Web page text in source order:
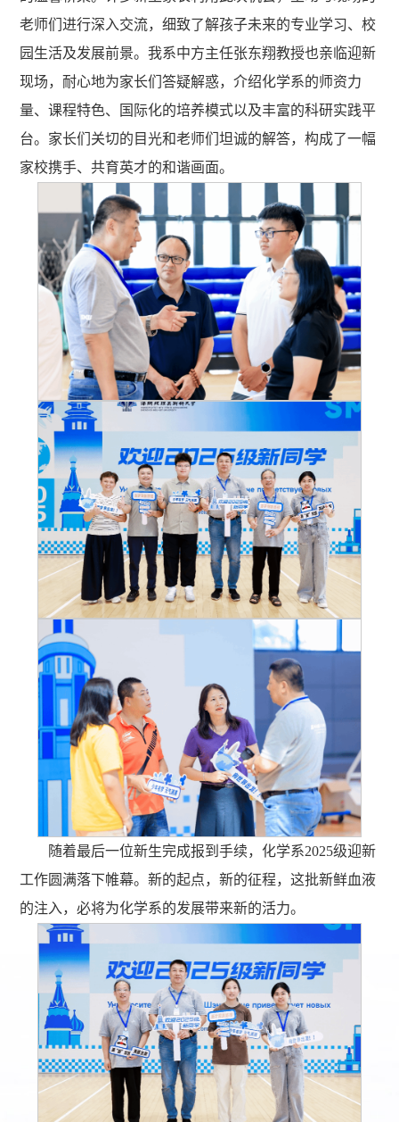
老师们进行深入交流，细致了解孩子未来的专业学习、校
园生活及发展前景。我系中方主任张东翔教授也亲临迎新
现场，耐心地为家长们答疑解惑，介绍化学系的师资力
量、课程特色、国际化的培养模式以及丰富的科研实践平
台。家长们关切的目光和老师们坦诚的解答，构成了一幅
家校携手、共育英才的和谐画面。
随着最后一位新生完成报到手续，化学系2025级迎新
工作圆满落下帷幕。新的起点，新的征程，这批新鲜血液
的注入，必将为化学系的发展带来新的活力。